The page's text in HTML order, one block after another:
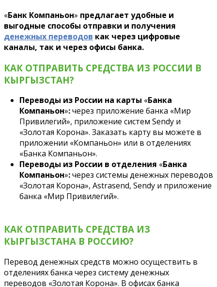
«Банк Компаньон» предлагает удобные и
выгодные способы отправки и получения
денежных переводов как через цифровые
каналы, так и через офисы банка.
КАК ОТПРАВИТЬ СРЕДСТВА ИЗ РОССИИ В
КЫРГЫЗСТАН?
Переводы из России на карты «Банка
Компаньон»:через приложение банка «Мир
Привилегий», приложение систем Sendy и
«Золотая Корона». Заказать карту вы можете в
приложении «Компаньон» или в отделениях
«Банка Компаньон».
Переводы из России в отделения «Банка
Компаньон»:через системы денежных переводов
«Золотая Корона», Astrasend, Sendy и приложение
банка «Мир Привилегий».
КАК ОТПРАВИТЬ СРЕДСТВА ИЗ
КЫРГЫЗСТАНА В РОССИЮ?
Перевод денежных средств можно осуществить в
отделениях банка через систему денежных
переводов «Золотая Корона». В офисах банка